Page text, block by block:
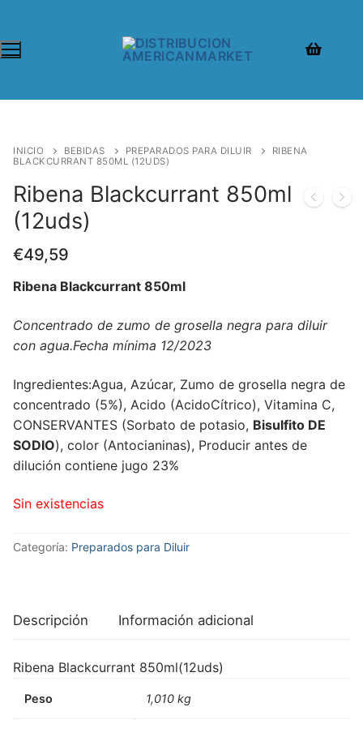
INICIO BEBIDAS PREPARADOS PARA DILUIR
RIBENA
BLACKCURRANT 850ML (12UDS)
Ribena Blackcurrant 850ml
(12uds)
€49,59
Ribena Blackcurrant 850ml
Concentrado de zumo de grosella negra para diluir
con agua.Fecha mínima 12/2023
Ingredientes:Agua, Azúcar, Zumo de grosella negra de
concentrado (5%), Acido (AcidoCítrico), Vitamina C,
CONSERVANTES (Sorbato de potasio, Bisulfito DE
SODIO), color (Antocianinas), Producir antes de
dilución contiene jugo 23%
Sin existencias
Categoría: Preparados para Diluir
Descripción Información adicional
Ribena Blackcurrant 850ml(12uds)
Peso 1,010 kg